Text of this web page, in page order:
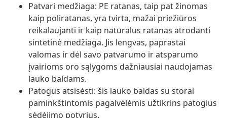
Patvari medžiaga: PE ratanas, taip pat žinomas
kaip poliratanas, yra tvirta, mažai priežiūros
reikalaujanti ir kaip natūralus ratanas atrodanti
sintetinė medžiaga. Jis lengvas, paprastai
valomas ir dėl savo patvarumo ir atsparumo
įvairioms oro sąlygoms dažniausiai naudojamas
lauko baldams.
Patogus atsisėsti: šis lauko baldas su storai
paminkštintomis pagalvėlėmis užtikrins patogius
sėdėjimo potyrius.